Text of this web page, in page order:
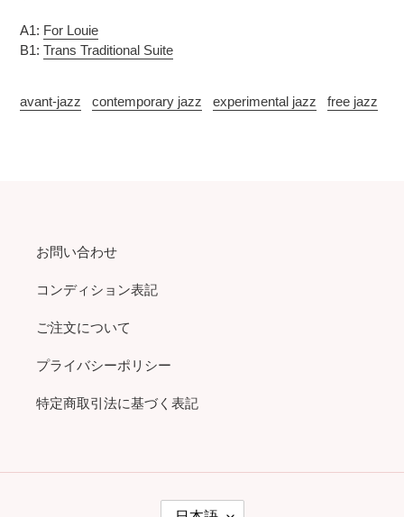
て
A1: For Louie
B1: Trans Traditional Suite
avant-jazz contemporary jazz experimental jazz free jazz
お問い合わせ
コンディション表記
ご注文について
プライバシーポリシー
特定商取引法に基づく表記